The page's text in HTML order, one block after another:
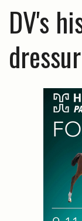
DV's
dressur